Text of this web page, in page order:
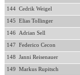
144 Cedrik Weigel
145 Elias Tollinger
146 Adrian Sell
147 Federico Cecon
148 Janni Reisenauer
149 Markus Rupitsch